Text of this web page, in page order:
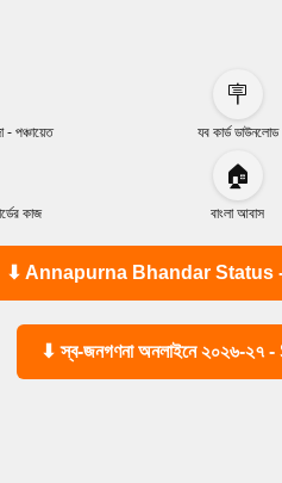
- পঞ্চায়েত
🪧
যব কার্ড ডাউনলোড
কাজ
🏠
বাংলা আবাস
⬇ Annapurna Bhandar Status -
⬇ স্ব-জনগণনা অনলাইনে ২০২৬-